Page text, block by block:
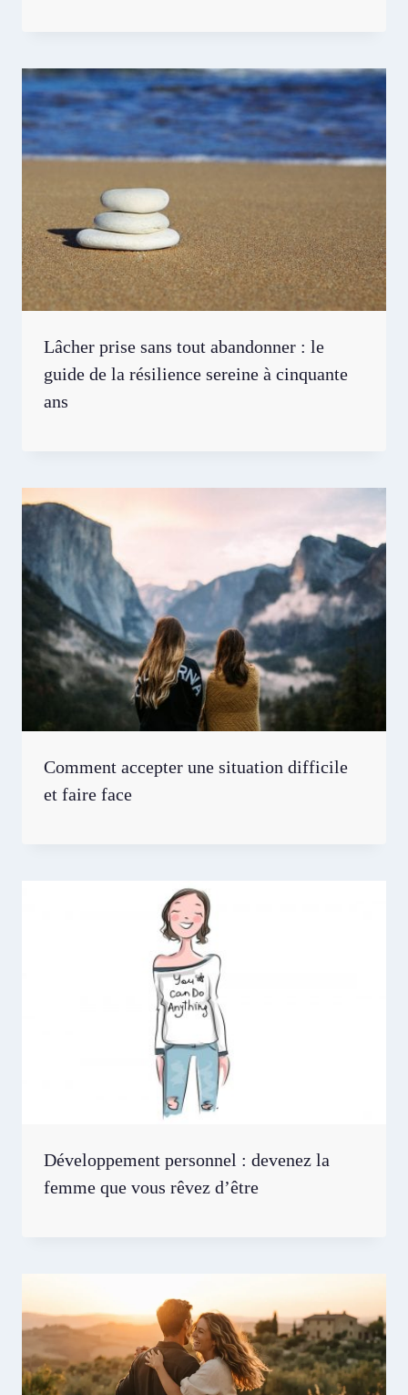
Lâcher prise sans tout abandonner : le
guide de la résilience sereine à cinquante
ans
Comment accepter une situation difficile
et faire face
Développement personnel : devenez la
femme que vous rêvez d’être